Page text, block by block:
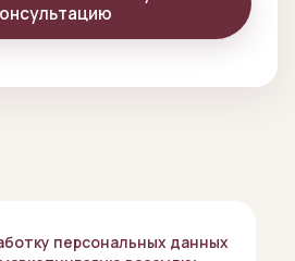
персональных данных